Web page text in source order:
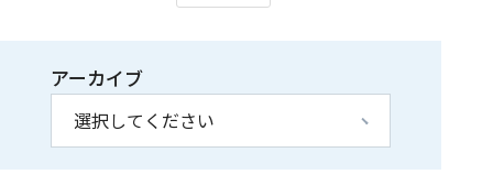
アーカイブ